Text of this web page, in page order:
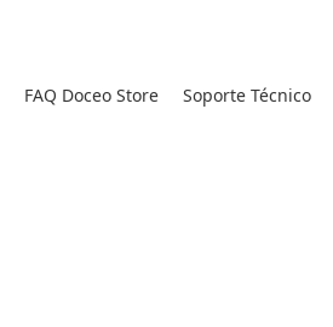
FAQ Doceo Store Soporte Técnico